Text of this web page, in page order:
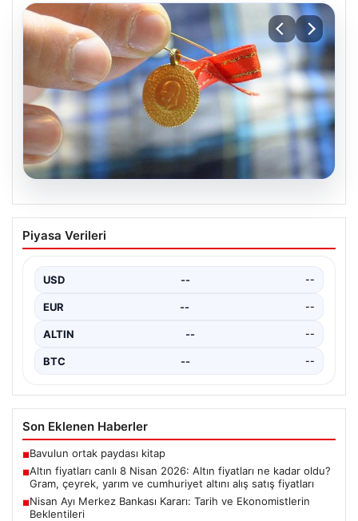
Altın fiyatları canlı 8 Nisan 2026: Altın
fiyatları ne kadar oldu? Gram, çeyrek,
fiyatları
Piyasa Verileri
USD -- --
EUR -- --
ALTIN -- --
BTC -- --
Son Eklenen Haberler
■Bavulun ortak paydası kitap
■Altın fiyatları canlı 8 Nisan 2026: Altın fiyatları ne kadar oldu?
Gram, çeyrek, yarım ve cumhuriyet altını alış satış fiyatları
■Nisan Ayı Merkez Bankası Kararı: Tarih ve Ekonomistlerin
Beklentileri